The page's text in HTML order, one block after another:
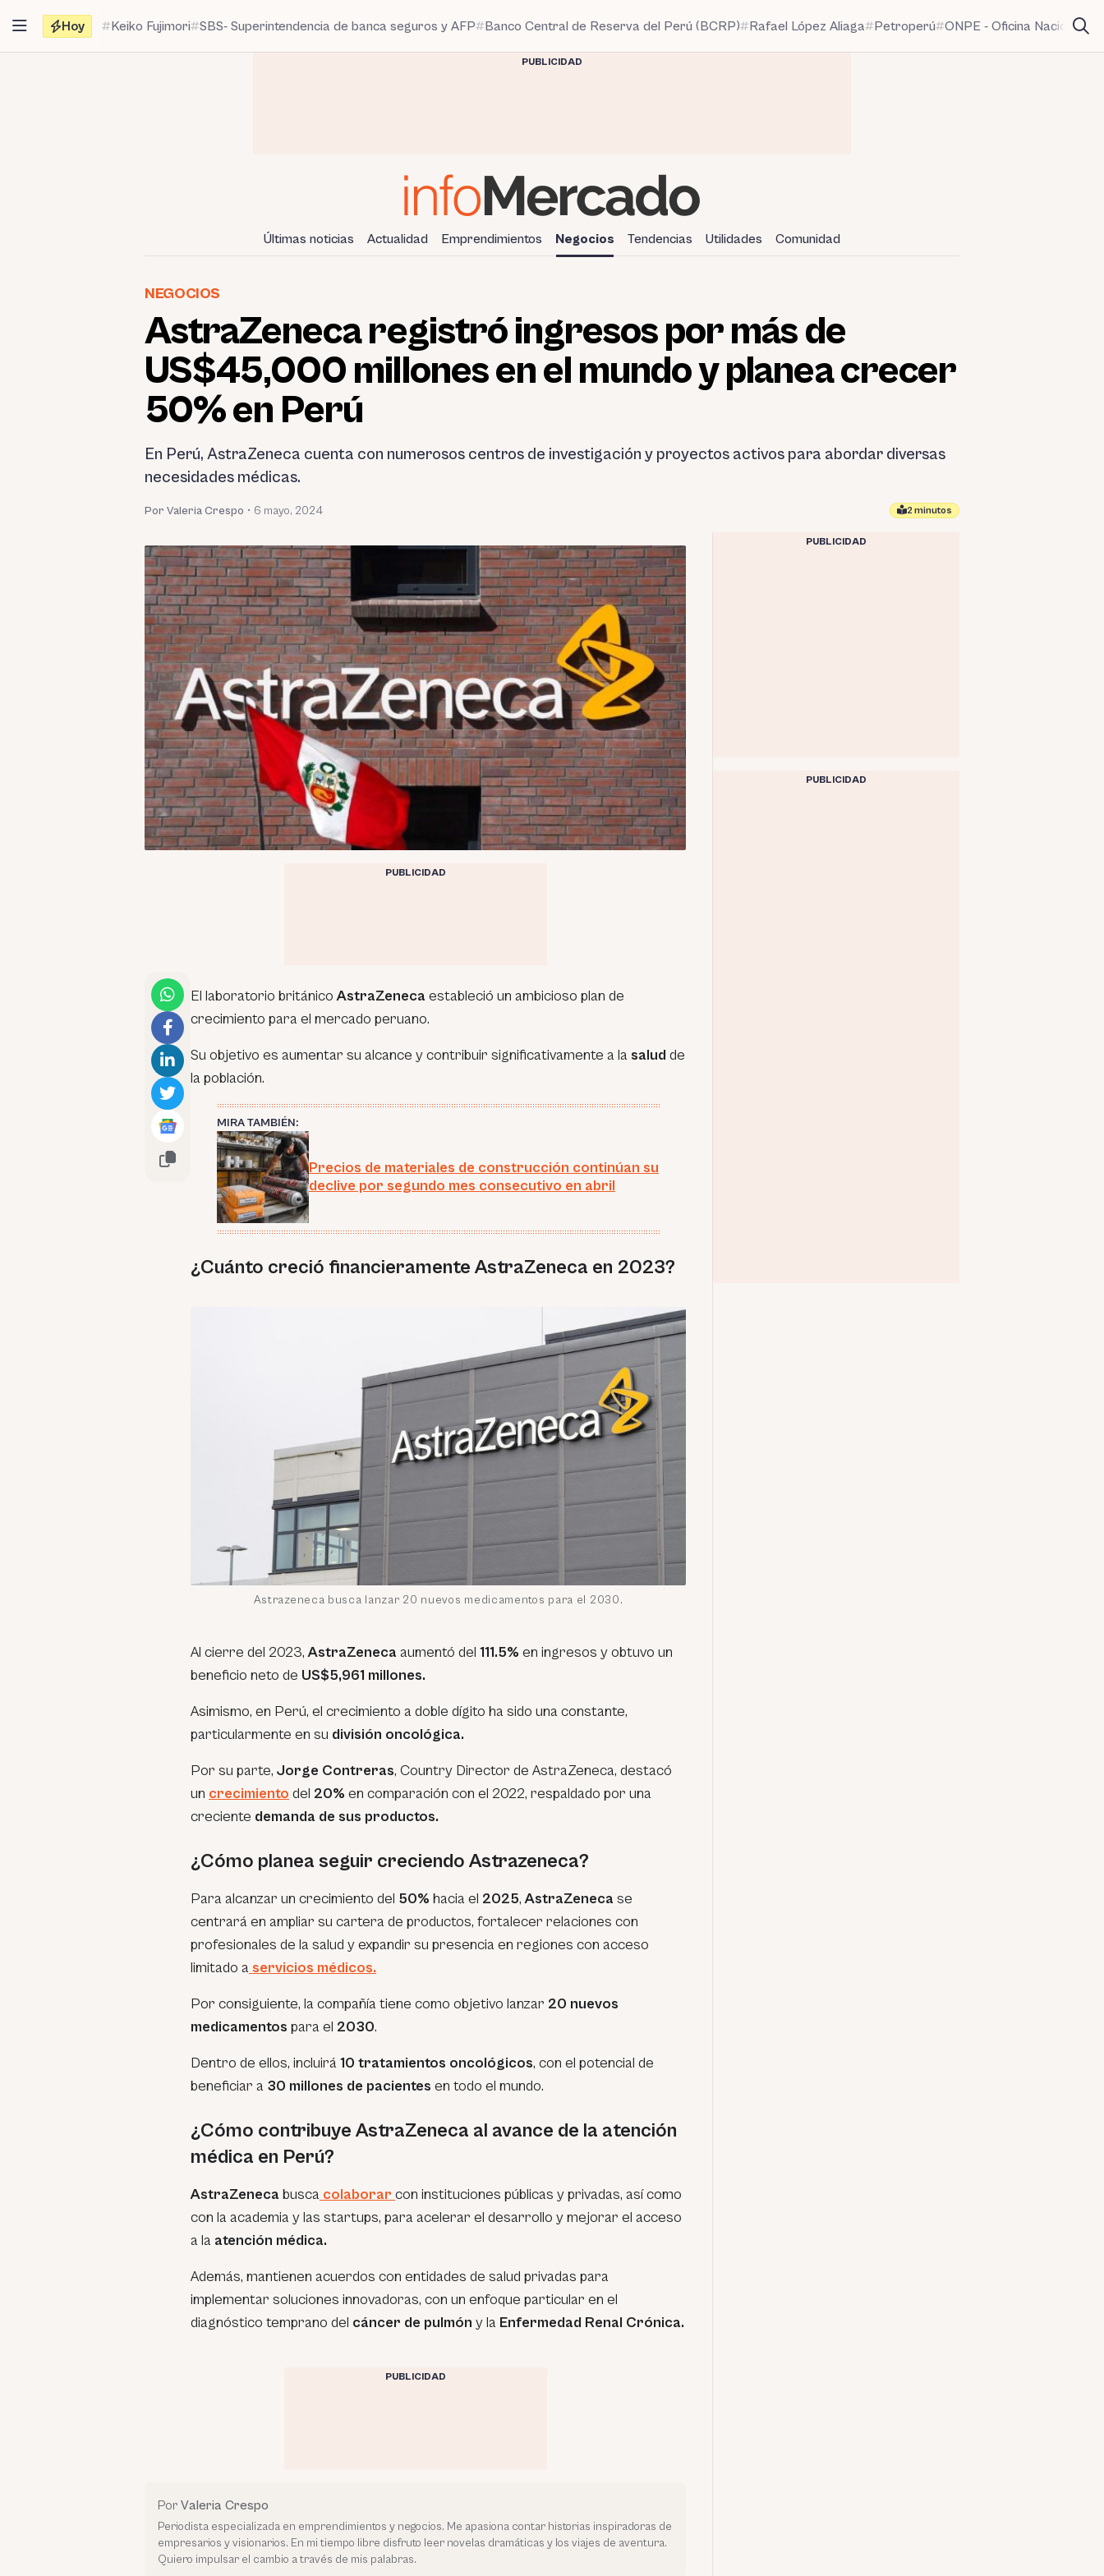
contenido
Hoy Keiko Fujimori SBS- Superintendencia de banca seguros y AFP Banco Central de Reserva del Perú (BCRP) Rafael López Aliaga Petroperú ONPE - Oficina Nacional
PUBLICIDAD
Últimas noticias Actualidad Emprendimientos Negocios Tendencias Utilidades Comunidad
NEGOCIOS
AstraZeneca registró ingresos por más de
US$45,000 millones en el mundo y planea crecer
50% en Perú
En Perú, AstraZeneca cuenta con numerosos centros de investigación y proyectos activos para abordar diversas
necesidades médicas.
Por Valeria Crespo • 6 mayo, 2024 2 minutos
PUBLICIDAD
El laboratorio británicoAstraZeneca estableció un ambicioso plan de
crecimiento para el mercado peruano.
Su objetivo es aumentar su alcance y contribuir significativamente a la salud de
la población.
MIRA TAMBIÉN:
Precios de materiales de construcción continúan su
declive por segundo mes consecutivo en abril
¿Cuánto creció financieramente AstraZeneca en 2023?
Astrazeneca busca lanzar 20 nuevos medicamentos para el 2030.
Al cierre del 2023,AstraZeneca aumentó del 111.5% en ingresos y obtuvo un
beneficio neto de US$5,961 millones.
Asimismo, en Perú, el crecimiento a doble dígito ha sido una constante,
particularmente en su división oncológica.
Por su parte, Jorge Contreras, Country Director de AstraZeneca, destacó
un crecimiento del 20% en comparación con el 2022, respaldado por una
creciente demanda de sus productos.
¿Cómo planea seguir creciendo Astrazeneca?
Para alcanzar un crecimiento del 50% hacia el 2025,AstraZeneca se
centrará en ampliar su cartera de productos, fortalecer relaciones con
profesionales de la salud y expandir su presencia en regiones con acceso
limitado a servicios médicos.
Por consiguiente, la compañía tiene como objetivo lanzar 20 nuevos
medicamentos para el 2030.
Dentro de ellos, incluirá 10 tratamientos oncológicos, con el potencial de
beneficiar a 30 millones de pacientes en todo el mundo.
¿Cómo contribuye AstraZeneca al avance de la atención
médica en Perú?
AstraZeneca busca colaborar con instituciones públicas y privadas, así como
con la academia y las startups, para acelerar el desarrollo y mejorar el acceso
a la atención médica.
Además, mantienen acuerdos con entidades de salud privadas para
implementar soluciones innovadoras, con un enfoque particular en el
diagnóstico temprano del cáncer de pulmón y la Enfermedad Renal Crónica.
PUBLICIDAD
Por Valeria Crespo
Periodista especializada en emprendimientos y negocios. Me apasiona contar historias inspiradoras de
empresarios y visionarios. En mi tiempo libre disfruto leer novelas dramáticas y los viajes de aventura.
Quiero impulsar el cambio a través de mis palabras.
PUBLICIDAD
PUBLICIDAD